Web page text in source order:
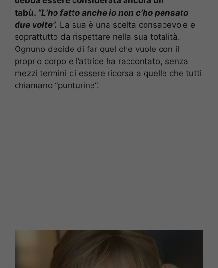
tabù. “L’ho fatto anche io non c’ho pensato
due volte”. La sua è una scelta consapevole e
soprattutto da rispettare nella sua totalità.
Ognuno decide di far quel che vuole con il
proprio corpo e l’attrice ha raccontato, senza
mezzi termini di essere ricorsa a quelle che tutti
chiamano “punturine”.